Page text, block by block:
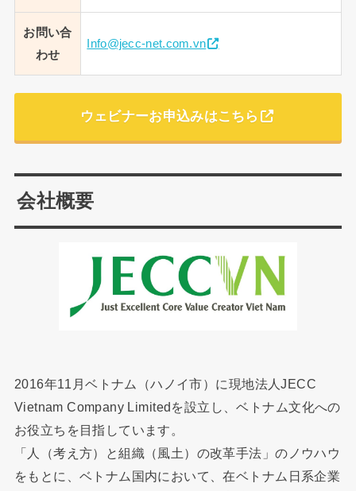
お問い合
わせ
Info@jecc-net.com.vn
ウェビナーお申込みはこちら
会社概要
2016年11月ベトナム（ハノイ市）に現地法人JECC
Vietnam Company Limitedを設立し、ベトナム文化への
お役立ちを目指しています。
「人（考え方）と組織（風土）の改革手法」のノウハウ
をもとに、ベトナム国内において、在ベトナム日系企業